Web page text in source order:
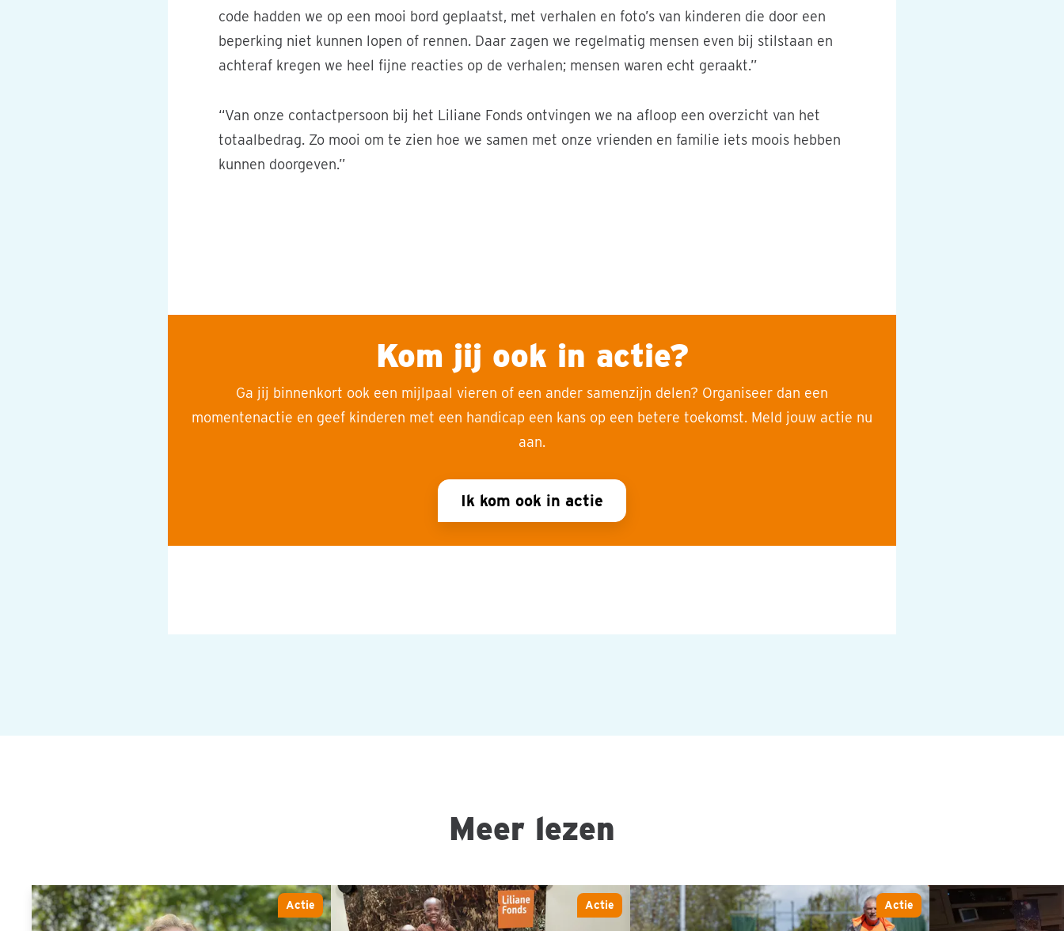
code hadden we op een mooi bord geplaatst, met verhalen en foto’s van kinderen die door een
beperking niet kunnen lopen of rennen. Daar zagen we regelmatig mensen even bij stilstaan en
achteraf kregen we heel fijne reacties op de verhalen; mensen waren echt geraakt.”
“Van onze contactpersoon bij het Liliane Fonds ontvingen we na afloop een overzicht van het
totaalbedrag. Zo mooi om te zien hoe we samen met onze vrienden en familie iets moois hebben
kunnen doorgeven.”
"De QR-code hadden we op een mooi bord geplaatst, met verhalen en foto’s van kinderen die door een
Kom jij ook in actie?
Ga jij binnenkort ook een mijlpaal vieren of een ander samenzijn delen? Organiseer dan een
momentenactie en geef kinderen met een handicap een kans op een betere toekomst. Meld jouw actie nu
aan.
Ik kom ook in actie
Meer lezen
Sla carousel over
Actie
De
hele
Actie
Toekomstperspectief
voor
Actie
Vrijheid
op
Mijn
haakwerkjes